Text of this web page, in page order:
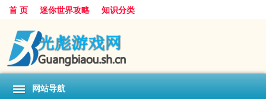
首 页 迷你世界攻略 知识分类
网站导航